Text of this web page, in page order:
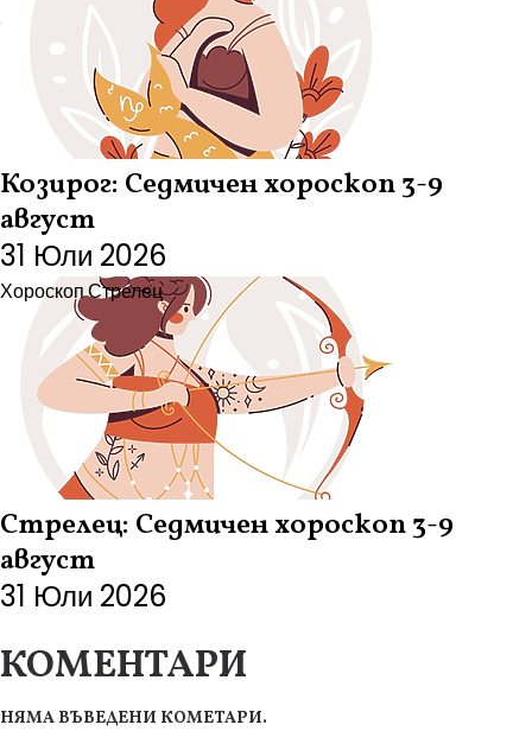
Козирог: Седмичен хороскоп 3-9
август
31 Юли 2026
ХороскопСтрелец
Стрелец: Седмичен хороскоп 3-9
август
31 Юли 2026
КОМЕНТАРИ
НЯМА ВЪВЕДЕНИ КОМЕТАРИ.